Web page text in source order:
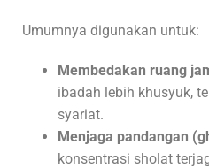
Umumnya digunakan untuk:
Membedakan ruang
ibadah lebih khusyuk,
syariat.
Menjaga pandangan
konsentrasi sholat